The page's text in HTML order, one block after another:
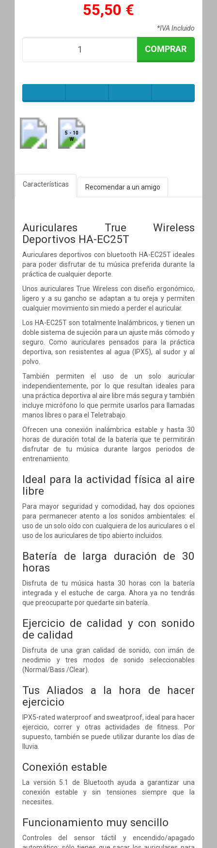
55,50 €
*IVA Incluido
COMPRAR
5 - 10
W
Características Recomendar a un amigo
Auriculares True Wireless
Deportivos HA-EC25T
Auriculares deportivos con bluetooth HA-EC25T ideales
para poder disfrutar de tu música preferida durante la
práctica de cualquier deporte.
Unos auriculares True Wireless con diseño ergonómico,
ligero y a su gancho se adaptan a tu oreja y permiten
cualquier movimiento sin miedo a perder el auricular.
Los HA-EC25T son totalmente Inalámbricos, y tienen un
doble sistema de sujeción para un ajuste más cómodo y
seguro. Como auriculares pensados para la práctica
deportiva, son resistentes al agua (IPX5), al sudor y al
polvo.
También permiten el uso de un solo auricular
independientemente, por lo que resultan ideales para
una práctica deportiva al aire libre más segura y también
incluye micrófono lo que permite usarlos para llamadas
manos libres o para el Teletrabajo.
Ofrecen una conexión inalámbrica estable y hasta 30
horas de duración total de la batería que te permitirán
disfrutar de tu música durante largos periodos de
entrenamiento.
Ideal para la actividad física al aire
libre
Para mayor seguridad y comodidad, hay dos opciones
para permanecer atento a los sonidos ambientales: el
uso de un solo oído con cualquiera de los auriculares o el
uso de los auriculares de tipo abierto incluidos.
Batería de larga duración de 30
horas
Disfruta de tu música hasta 30 horas con la batería
integrada y el estuche de carga. Ahora ya no tendrás
que preocuparte por quedarte sin batería.
Ejercicio de calidad y con sonido
de calidad
Disfruta de una gran calidad de sonido, con imán de
neodimio y tres modos de sonido seleccionables
(Normal/Bass /Clear).
Tus Aliados a la hora de hacer
ejercicio
IPX5-rated waterproof and sweatproof, ideal para hacer
ejercicio, correr y otras actividades de fitness. Por
supuesto, también se puede utilizar durante los días de
lluvia.
Conexión estable
La versión 5.1 de Bluetooth ayuda a garantizar una
conexión estable y sin tensiones siempre que la
necesites.
Funcionamiento muy sencillo
Controles del sensor táctil y encendido/apagado